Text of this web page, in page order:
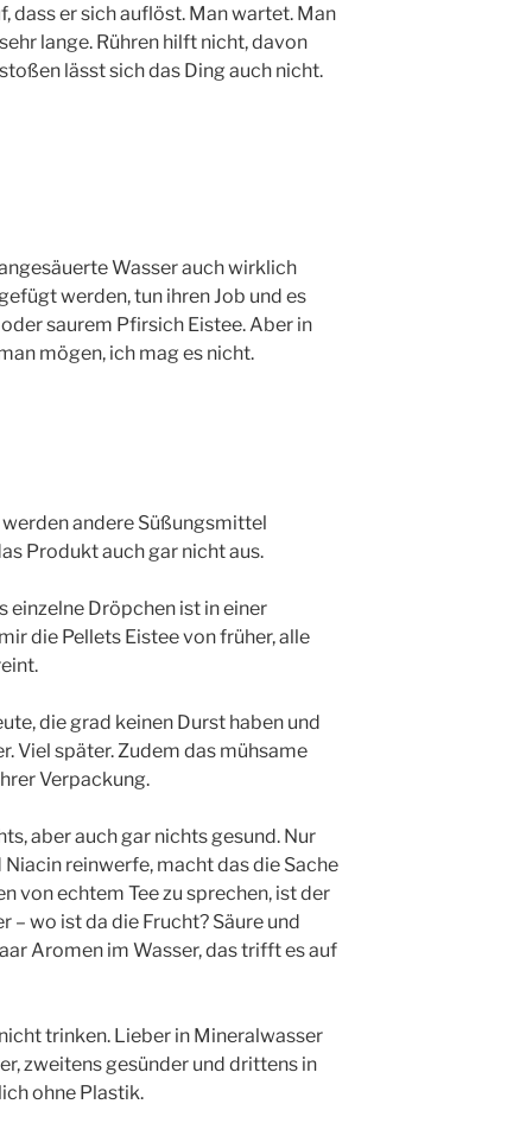
dass er sich auflöst. Man wartet. Man
lange. Rühren hilft nicht, davon
lässt sich das Ding auch nicht.
Wasser auch wirklich
werden, tun ihren Job und es
saurem Pfirsich Eistee. Aber in
mögen, ich mag es nicht.
andere Süßungsmittel
Produkt auch gar nicht aus.
einzelne Dröpchen ist in einer
die Pellets Eistee von früher, alle
die grad keinen Durst haben und
Viel später. Zudem das mühsame
Verpackung.
aber auch gar nichts gesund. Nur
reinwerfe, macht das die Sache
von echtem Tee zu sprechen, ist der
– wo ist da die Frucht? Säure und
Aromen im Wasser, das trifft es auf
trinken. Lieber in Mineralwasser
zweitens gesünder und drittens in
ohne Plastik.